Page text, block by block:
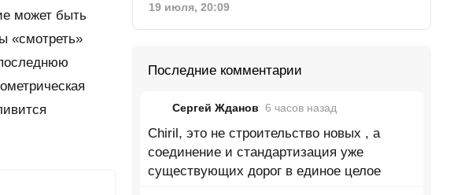
может быть
«смотреть»
19 июля, 20:09
Последние комментарии
Сергей Жданов 6 часов назад
Chiril, это не строительство новых , а
соединение и стандартизация уже
существующих дорог в единое целое